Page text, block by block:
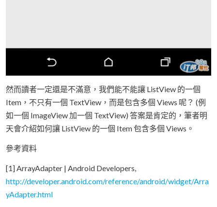
然而讀者一定還是不滿意，我們能不能讓 ListView 的一個
Item，不只有一個 TextView，而是包含多個 Views 呢？ (例
如一個 ImageView 加一個 TextView) 答案是肯定的，筆者明
天會介紹如何讓 ListView 的一個 Item 包含多個 Views。
參考資料
[1] ArrayAdapter | Android Developers,
http://developer.android.com/reference/android/widget/Arra
yAdapter.html